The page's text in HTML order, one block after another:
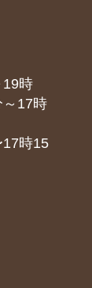
時
時
時15